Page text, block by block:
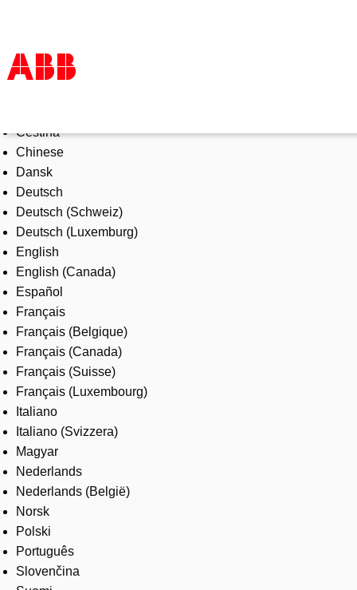
Products & Solutions
Industries
Services
About us
Where to buy
Contact us
Careers
Čeština
Chinese
Dansk
Deutsch
Deutsch (Schweiz)
Deutsch (Luxemburg)
English
English (Canada)
Español
Français
Français (Belgique)
Français (Canada)
Français (Suisse)
Français (Luxembourg)
Italiano
Italiano (Svizzera)
Magyar
Nederlands
Nederlands (België)
Norsk
Polski
Português
Slovenčina